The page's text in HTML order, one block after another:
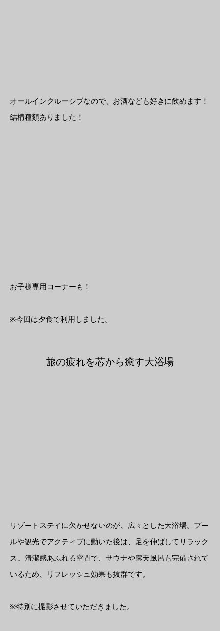
オールインクルーシブなので、お酒なども好きに飲めます！
結構種類ありました！
お子様専用コーナーも！
※今回は夕食で利用しました。
旅の疲れを芯から癒す大浴場
リゾートステイに欠かせないのが、広々とした大浴場。プー
ルや観光でアクティブに動いた後は、足を伸ばしてリラック
ス。清潔感あふれる空間で、サウナや露天風呂も完備されて
いるため、リフレッシュ効果も抜群です。
※特別に撮影させていただきました。